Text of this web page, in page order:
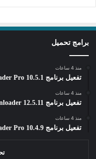
برامج تحميل
منذ 4 ساعات
تفعيل برنامج Kotato All Video Downloader Pro 10.5.1
منذ 4 ساعات
تفعيل برنامج YT Video Downloader 12.5.11
منذ 4 ساعات
تفعيل برنامج Any Video Downloader Pro 10.4.9